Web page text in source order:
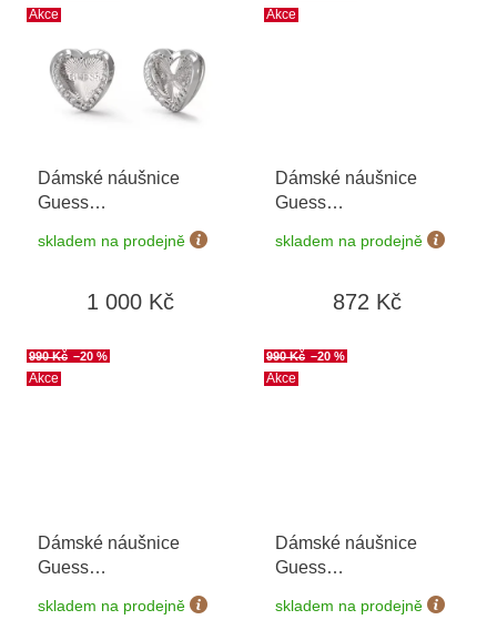
Akce
Dámské náušnice
Guess
JUBE04609JWRHT/U
skladem na prodejně
1 000 Kč
Akce
Dámské náušnice
Guess
JUBE04458JWRHT/U
skladem na prodejně
872 Kč
Akce
990 Kč –20 %
Dámské náušnice
Guess
JUBE05024JWRHT/U
skladem na prodejně
Akce
990 Kč –20 %
Dámské náušnice
Guess
JUBE04058JWRHT/U
skladem na prodejně